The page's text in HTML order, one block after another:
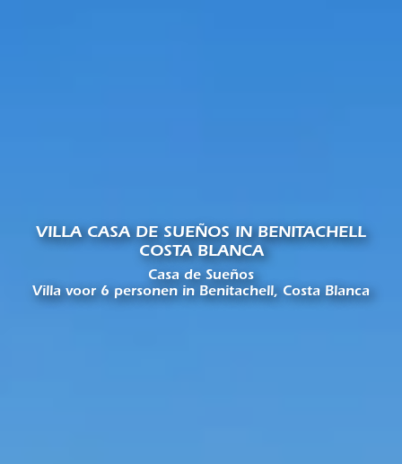
VILLA CASA DE SUEÑOS IN BENITACHELL
COSTA BLANCA
Casa de Sueños
Villa voor 6 personen in Benitachell, Costa Blanca